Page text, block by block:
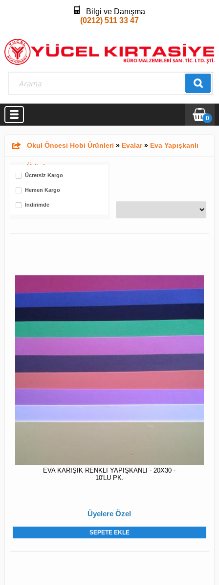
Bilgi ve Danışma
(0212) 511 33 47
0
Okul Öncesi Hobi Ürünleri » Evalar» Eva Yapışkanlı
Ürünler
Ücretsiz Kargo
Hemen Kargo
İndirimde
EVA KARIŞIK RENKLİ YAPIŞKANLI - 20X30 -
10'LU PK.
Üyelere Özel
SEPETE EKLE